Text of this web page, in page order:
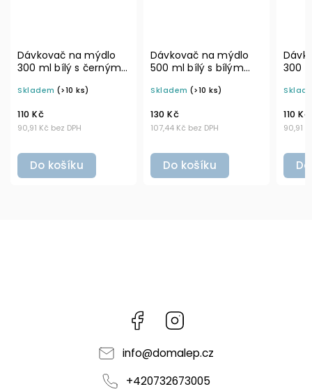
Dávkovač na mýdlo
500 ml bílý s bílým
BELA
Skladem
107,44 Kč bez DPH
Do košíku
Dávkovač na mýdlo
300 ml hnědý s
rozprašovačem MINI
Skladem
90,91 Kč bez DPH
Do košíku
Facebook
info@domalep.cz
+420732673005